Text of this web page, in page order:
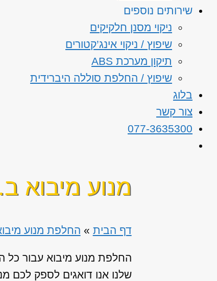
שירותים נוספים
ניקוי מסנן חלקיקים
שיפוץ / ניקוי אינג’קטורים
תיקון מערכת ABS
שיפוץ / החלפת סוללה היברידית
בלוג
צור קשר
077-3635300
מנוע מיבוא
דף הבית » החלפת מנוע
החלפת מנוע מיבוא עבור כל
שלנו אנו דואגים לספק לכם